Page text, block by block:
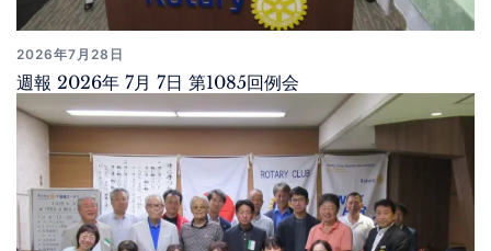
2026年7月28日
週報 2026年 7月 7日 第1085回例会